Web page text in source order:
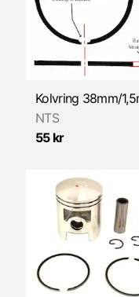
NTS
55 kr